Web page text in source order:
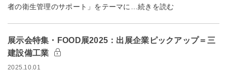
者の衛生管理のサポート」をテーマに…続きを読む
展示会特集・FOOD展2025：出展企業ピックアップ＝三
建設備工業
2025.10.01